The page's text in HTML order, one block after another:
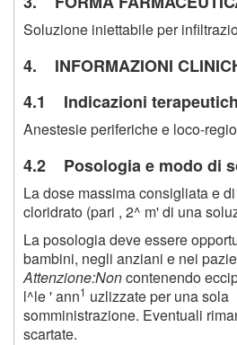
Soluzione iniettabile per
4. INFORMAZIONI
4.1 Indicazioni
Anestesie periferiche e loco-
4.2 Posologia e modo di
La dose massima consigliata e
cloridrato (pari , 2^ m' di una
La posologia deve essere
bambini, negli anziani e nei
Attenzione:Noncontenendo
l^le ' ann1 uzlizzate per una sola
somministrazione. Eventuali
scartate.